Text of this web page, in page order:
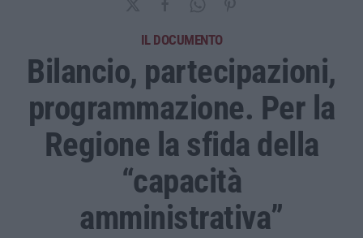
IL DOCUMENTO
Bilancio, partecipazioni,
programmazione. Per la
Regione la sfida della
“capacità
amministrativa”